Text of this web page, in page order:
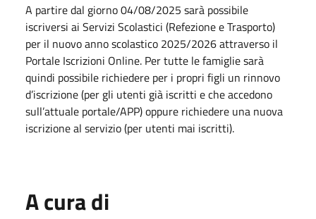
A partire dal giorno 04/08/2025 sarà possibile
iscriversi ai Servizi Scolastici (Refezione e Trasporto)
per il nuovo anno scolastico 2025/2026 attraverso il
Portale Iscrizioni Online. Per tutte le famiglie sarà
quindi possibile richiedere per i propri figli un rinnovo
d’iscrizione (per gli utenti già iscritti e che accedono
sull’attuale portale/APP) oppure richiedere una nuova
iscrizione al servizio (per utenti mai iscritti).
A cura di